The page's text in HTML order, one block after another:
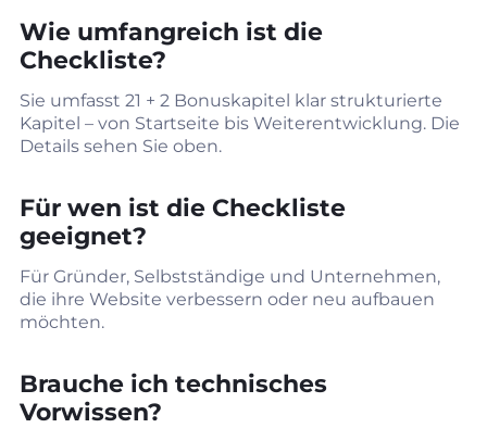
Wie umfangreich ist die
Checkliste?
Sie umfasst 21 + 2 Bonuskapitel klar strukturierte
Kapitel – von Startseite bis Weiterentwicklung. Die
Details sehen Sie oben.
Für wen ist die Checkliste
geeignet?
Für Gründer, Selbstständige und Unternehmen,
die ihre Website verbessern oder neu aufbauen
möchten.
Brauche ich technisches
Vorwissen?